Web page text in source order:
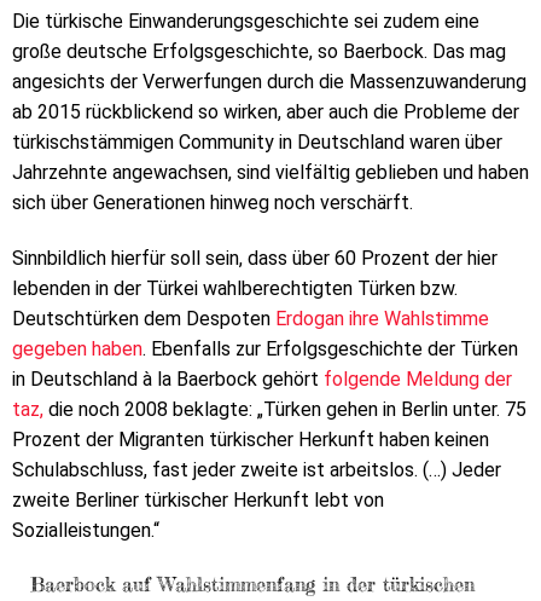
Die türkische Einwanderungsgeschichte sei zudem eine
große deutsche Erfolgsgeschichte, so Baerbock. Das mag
angesichts der Verwerfungen durch die Massenzuwanderung
ab 2015 rückblickend so wirken, aber auch die Probleme der
türkischstämmigen Community in Deutschland waren über
Jahrzehnte angewachsen, sind vielfältig geblieben und haben
sich über Generationen hinweg noch verschärft.
Sinnbildlich hierfür soll sein, dass über 60 Prozent der hier
lebenden in der Türkei wahlberechtigten Türken bzw.
Deutschtürken dem Despoten Erdogan ihre Wahlstimme
gegeben haben. Ebenfalls zur Erfolgsgeschichte der Türken
in Deutschland à la Baerbock gehört folgende Meldung der
taz, die noch 2008 beklagte: „Türken gehen in Berlin unter. 75
Prozent der Migranten türkischer Herkunft haben keinen
Schulabschluss, fast jeder zweite ist arbeitslos. (…) Jeder
zweite Berliner türkischer Herkunft lebt von
Sozialleistungen.“
Baerbock auf Wahlstimmenfang in der türkischen